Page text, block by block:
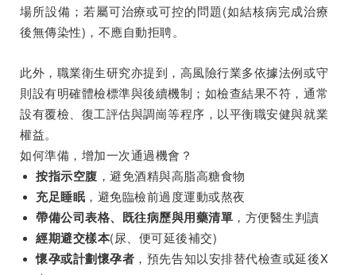
場所設備；若屬可治療或可控的問題(如結核病完成治療
後無傳染性)，不應自動拒聘。
此外，職業衛生研究亦提到，高風險行業多依據法例或守
則設有明確體檢標準與後續機制；如檢查結果不符，通常
設有覆檢、復工評估與調崗等程序，以平衡職安健與就業
權益。
如何準備，增加一次通過機會？
按指示空腹 ，避免酒精與高脂高糖食物
充足睡眠 ，避免臨檢前過度運動或熬夜
帶備公司表格、既往病歷與用藥清單 ，方便醫生判讀
經期避交樣本(尿、便可延後補交)
懷孕或計劃懷孕者 ，預先告知以安排替代檢查或延後X